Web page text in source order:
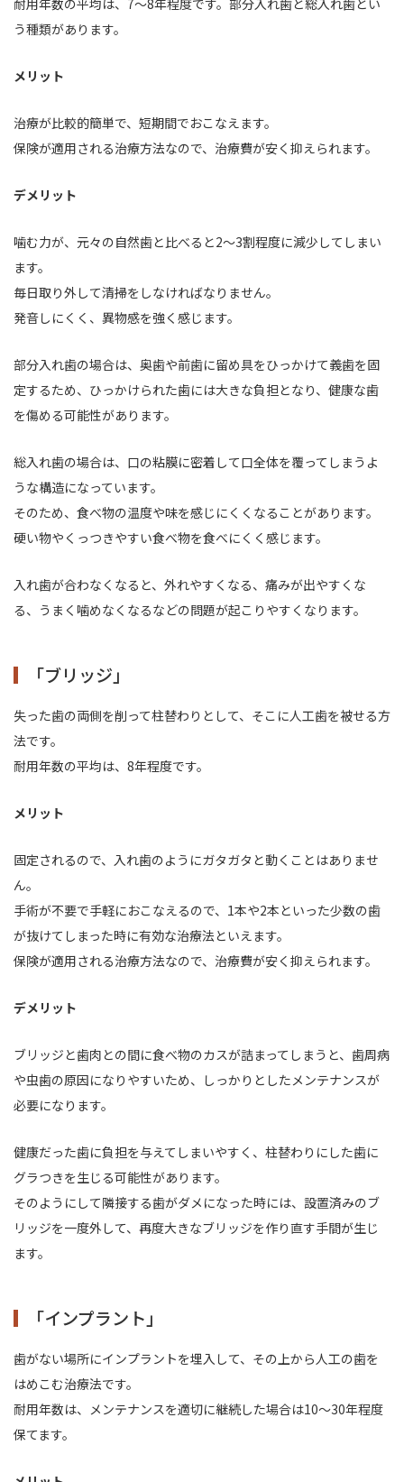
耐用年数の平均は、7～8年程度です。部分入れ歯と総入れ歯とい
う種類があります。
メリット
治療が比較的簡単で、短期間でおこなえます。
保険が適用される治療方法なので、治療費が安く抑えられます。
デメリット
噛む力が、元々の自然歯と比べると2～3割程度に減少してしまい
ます。
毎日取り外して清掃をしなければなりません。
発音しにくく、異物感を強く感じます。
部分入れ歯の場合は、奥歯や前歯に留め具をひっかけて義歯を固
定するため、 ひっかけられた歯には大きな負担となり、健康な歯
を傷める可能性があります。
総入れ歯の場合は、口の粘膜に密着して口全体を覆ってしまうよ
うな構造になっています。
そのため、食べ物の温度や味を感じにくくなることがあります。
硬い物やくっつきやすい食べ物を食べにくく感じます。
入れ歯が合わなくなると、外れやすくなる、痛みが出やすくな
る、うまく噛めなくなるなどの問題が起こりやすくなります。
「ブリッジ」
失った歯の両側を削って柱替わりとして、そこに人工歯を被せる方
法です。
耐用年数の平均は、8年程度です。
メリット
固定されるので、入れ歯のようにガタガタと動くことはありませ
ん。
手術が不要で手軽におこなえるので、1本や2本といった少数の歯
が抜けてしまった時に有効な治療法といえます。
保険が適用される治療方法なので、治療費が安く抑えられます。
デメリット
ブリッジと歯肉との間に食べ物のカスが詰まってしまうと、 歯周病
や虫歯の原因になりやすいため、しっかりとしたメンテナンスが
必要になります。
健康だった歯に負担を与えてしまいやすく、柱替わりにした歯に
グラつきを生じる可能性があります。
そのようにして隣接する歯がダメになった時には、設置済みのブ
リッジを一度外して、 再度大きなブリッジを作り直す手間が生じ
ます。
「インプラント」
歯がない場所にインプラントを埋入して、その上から人工の歯を
はめこむ治療法です。
耐用年数は、メンテナンスを適切に継続した場合は10～30年程度
保てます。